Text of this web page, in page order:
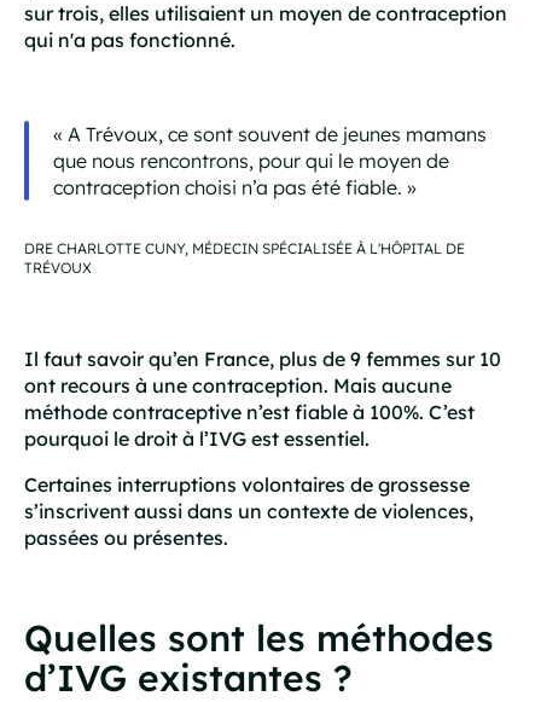
sur trois, elles utilisaient un moyen de contraception
qui n'a pas fonctionné.
« A Trévoux, ce sont souvent de jeunes mamans
que nous rencontrons, pour qui le moyen de
contraception choisi n’a pas été fiable. »
DRE CHARLOTTE CUNY, MÉDECIN SPÉCIALISÉE À L'HÔPITAL DE
TRÉVOUX
Il faut savoir qu’en France, plus de 9 femmes sur 10
ont recours à une contraception. Mais aucune
méthode contraceptive n’est fiable à 100%. C’est
pourquoi le droit à l’IVG est essentiel.
Certaines interruptions volontaires de grossesse
s’inscrivent aussi dans un contexte de violences,
passées ou présentes.
Quelles sont les méthodes
d’IVG existantes ?